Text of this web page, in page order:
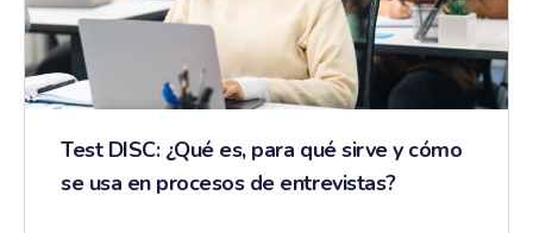
Test DISC: ¿Qué es, para qué sirve y cómo
se usa en procesos de entrevistas?